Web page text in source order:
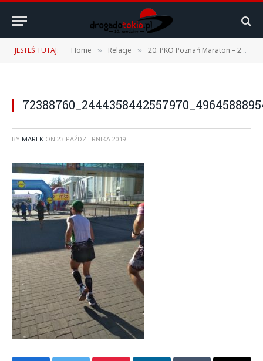
JESTEŚ TUTAJ: Home » Relacje » 20. PKO Poznań Maraton – 20.10.2019 r.
BY MAREK ON 23 PAŹDZIERNIKA 2019